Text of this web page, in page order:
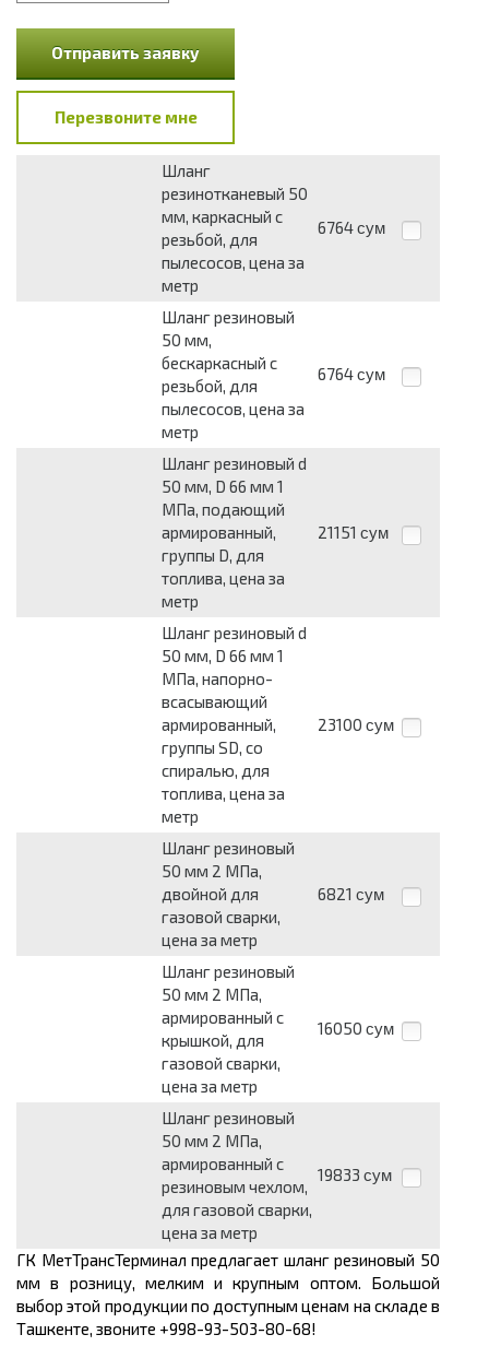
Отправить заявку
Перезвоните мне
Шланг
резинотканевый 50
мм, каркасный с
резьбой, для
пылесосов, цена за
метр
6764 сум
Шланг резиновый
50 мм,
бескаркасный с
резьбой, для
пылесосов, цена за
метр
6764 сум
Шланг резиновый d
50 мм, D 66 мм 1
МПа, подающий
армированный,
группы D, для
топлива, цена за
метр
21151 сум
Шланг резиновый d
50 мм, D 66 мм 1
МПа, напорно-
всасывающий
армированный,
группы SD, со
спиралью, для
топлива, цена за
метр
23100 сум
Шланг резиновый
50 мм 2 МПа,
двойной для
газовой сварки,
цена за метр
6821 сум
Шланг резиновый
50 мм 2 МПа,
армированный с
крышкой, для
газовой сварки,
цена за метр
16050 сум
Шланг резиновый
50 мм 2 МПа,
армированный с
резиновым чехлом,
для газовой сварки,
цена за метр
19833 сум
ГК МетТрансТерминал предлагает шланг резиновый 50
мм в розницу, мелким и крупным оптом. Большой
выбор этой продукции по доступным ценам на складе в
Ташкенте, звоните +998-93-503-80-68!